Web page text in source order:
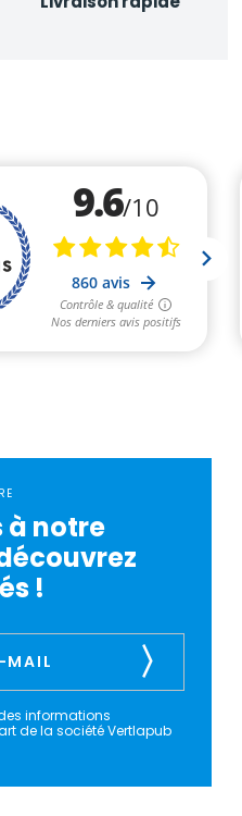
à notre
!
informations
de la société Vertlapub